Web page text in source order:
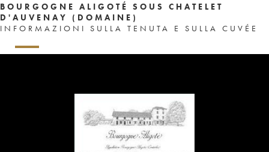
BOURGOGNE ALIGOTÉ SOUS CHATELET
D'AUVENAY (DOMAINE)
INFORMAZIONI SULLA TENUTA E SULLA CUVÉE